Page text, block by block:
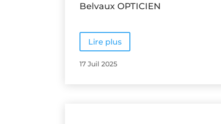
Belvaux OPTICIEN
Lire plus
17 Juil 2025